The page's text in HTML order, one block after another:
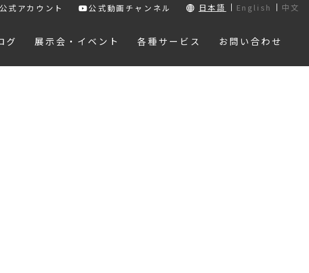
式アカウント 公式動画チャンネル 日本語 English 中文
グ 展示会・イベント 各種サービス お問い合わせ